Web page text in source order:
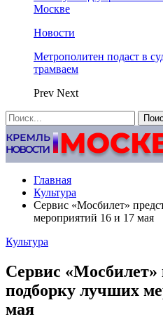
Москве
Новости
Метрополитен подаст в
трамваем
Prev Next
Главная
Культура
Сервис «Мосбилет»
мероприятий 16 и 17 мая
Культура
Сервис «Мосбилет»
подборку лучших
мая